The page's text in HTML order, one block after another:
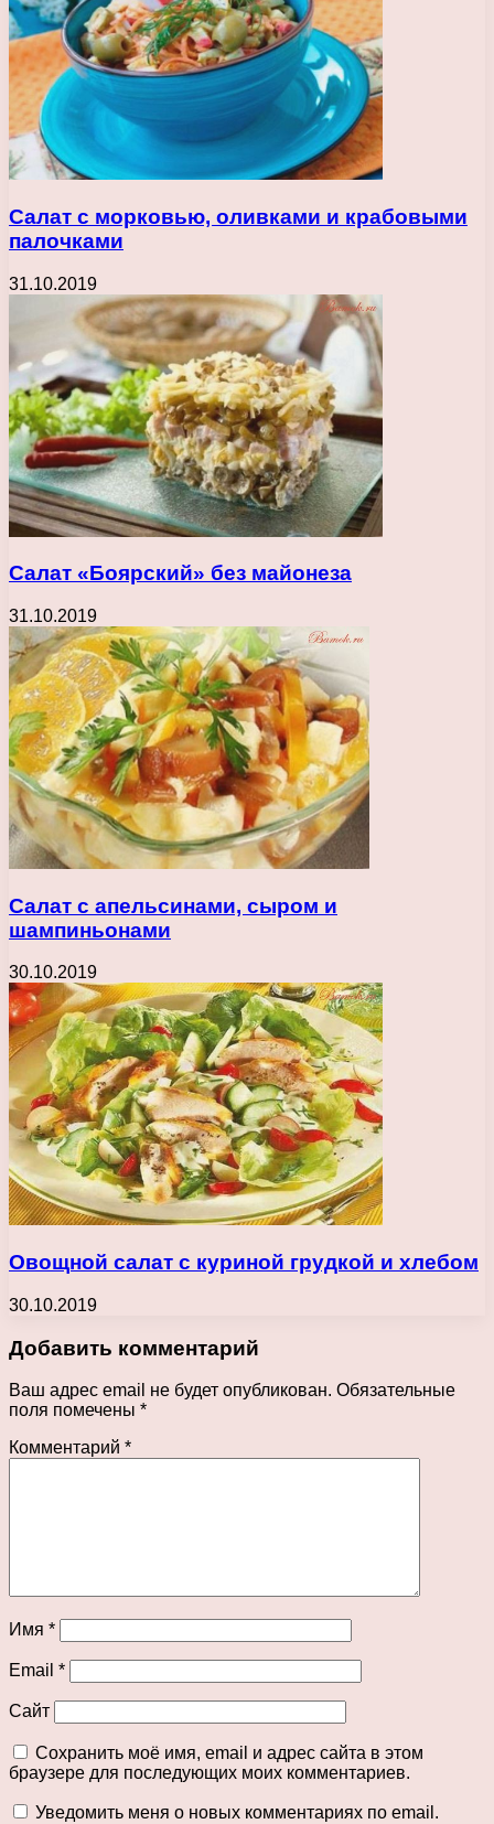
Салат с морковью, оливками и крабовыми
палочками
31.10.2019
Салат «Боярский» без майонеза
31.10.2019
Салат с апельсинами, сыром и
шампиньонами
30.10.2019
Овощной салат с куриной грудкой и хлебом
30.10.2019
Добавить комментарий
Ваш адрес email не будет опубликован. Обязательные
поля помечены *
Комментарий *
Имя *
Email *
Сайт
Сохранить моё имя, email и адрес сайта в этом
браузере для последующих моих комментариев.
Уведомить меня о новых комментариях по email.